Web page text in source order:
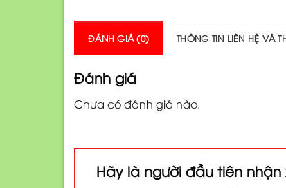
ĐÁNH GIÁ (0) THÔNG TIN LIÊN HỆ VÀ
Đánh giá
Chưa có đánh giá nào.
Hãy là người đầu tiên nhận